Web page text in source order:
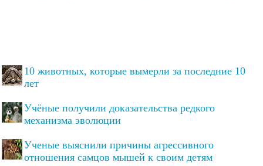
10 животных, которые вымерли за последние 10
лет
Учёные получили доказательства редкого
механизма эволюции
Ученые выяснили причины агрессивного
отношения самцов мышей к своим детям